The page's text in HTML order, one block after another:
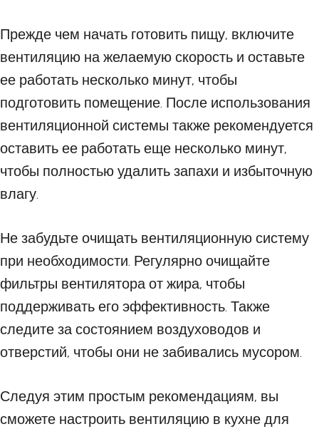
Прежде чем начать готовить пищу, включите
вентиляцию на желаемую скорость и оставьте
ее работать несколько минут, чтобы
подготовить помещение. После использования
вентиляционной системы также рекомендуется
оставить ее работать еще несколько минут,
чтобы полностью удалить запахи и избыточную
влагу.
Не забудьте очищать вентиляционную систему
при необходимости. Регулярно очищайте
фильтры вентилятора от жира, чтобы
поддерживать его эффективность. Также
следите за состоянием воздуховодов и
отверстий, чтобы они не забивались мусором.
Следуя этим простым рекомендациям, вы
сможете настроить вентиляцию в кухне для